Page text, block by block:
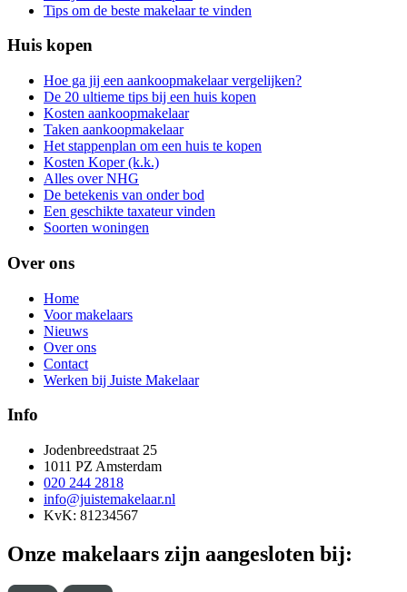
Tips om de beste makelaar te vinden
Huis kopen
Hoe ga jij een aankoopmakelaar vergelijken?
De 20 ultieme tips bij een huis kopen
Kosten aankoopmakelaar
Taken aankoopmakelaar
Het stappenplan om een huis te kopen
Kosten Koper (k.k.)
Alles over NHG
De betekenis van onder bod
Een geschikte taxateur vinden
Soorten woningen
Over ons
Home
Voor makelaars
Nieuws
Over ons
Contact
Werken bij Juiste Makelaar
Info
Jodenbreedstraat 25
1011 PZ Amsterdam
020 244 2818
info@juistemakelaar.nl
KvK: 81234567
Onze makelaars zijn aangesloten bij: